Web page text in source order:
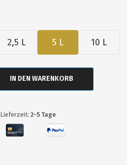
2,5 L 5 L 10 L
IN DEN WARENKORB
Lieferzeit: 2-5 Tage